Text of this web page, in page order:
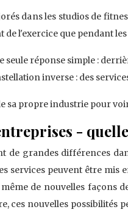
dans les studios de
l'exercice que pendant
seule réponse simple :
inverse : des
sa propre industrie pour
-
de grandes différences
services peuvent être
de nouvelles façons
ces nouvelles possibilités